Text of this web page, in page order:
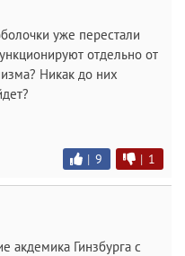
уже перестали
отдельно от
Никак до них
| 9 | 1
акдемика Гинзбурга с